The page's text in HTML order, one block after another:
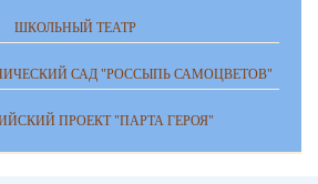
ШКОЛЬНЫЙ ТЕАТР
САД "РОССЫПЬ САМОЦВЕТОВ"
ПРОЕКТ "ПАРТА ГЕРОЯ"